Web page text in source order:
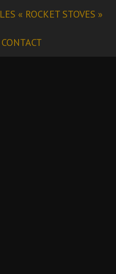
LES « ROCKET STOVES »
CONTACT